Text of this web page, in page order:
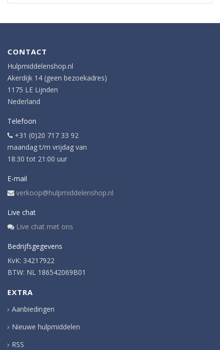
CONTACT
Hulpmiddelenshop.nl
Akerdijk 14 (geen bezoekadres)
1175 LE Lijnden
Nederland
Telefoon
+31 (0)20 717 33 92
maandag t/m vrijdag van
18:30 tot 21:00 uur
E-mail
verkoop@hulpmiddelenshop.nl
Live chat
Live chat met ons
Bedrijfsgegevens
KvK: 34217922
BTW: NL 186542069B01
EXTRA
Aanbiedingen
Nieuwe hulpmiddelen
RSS